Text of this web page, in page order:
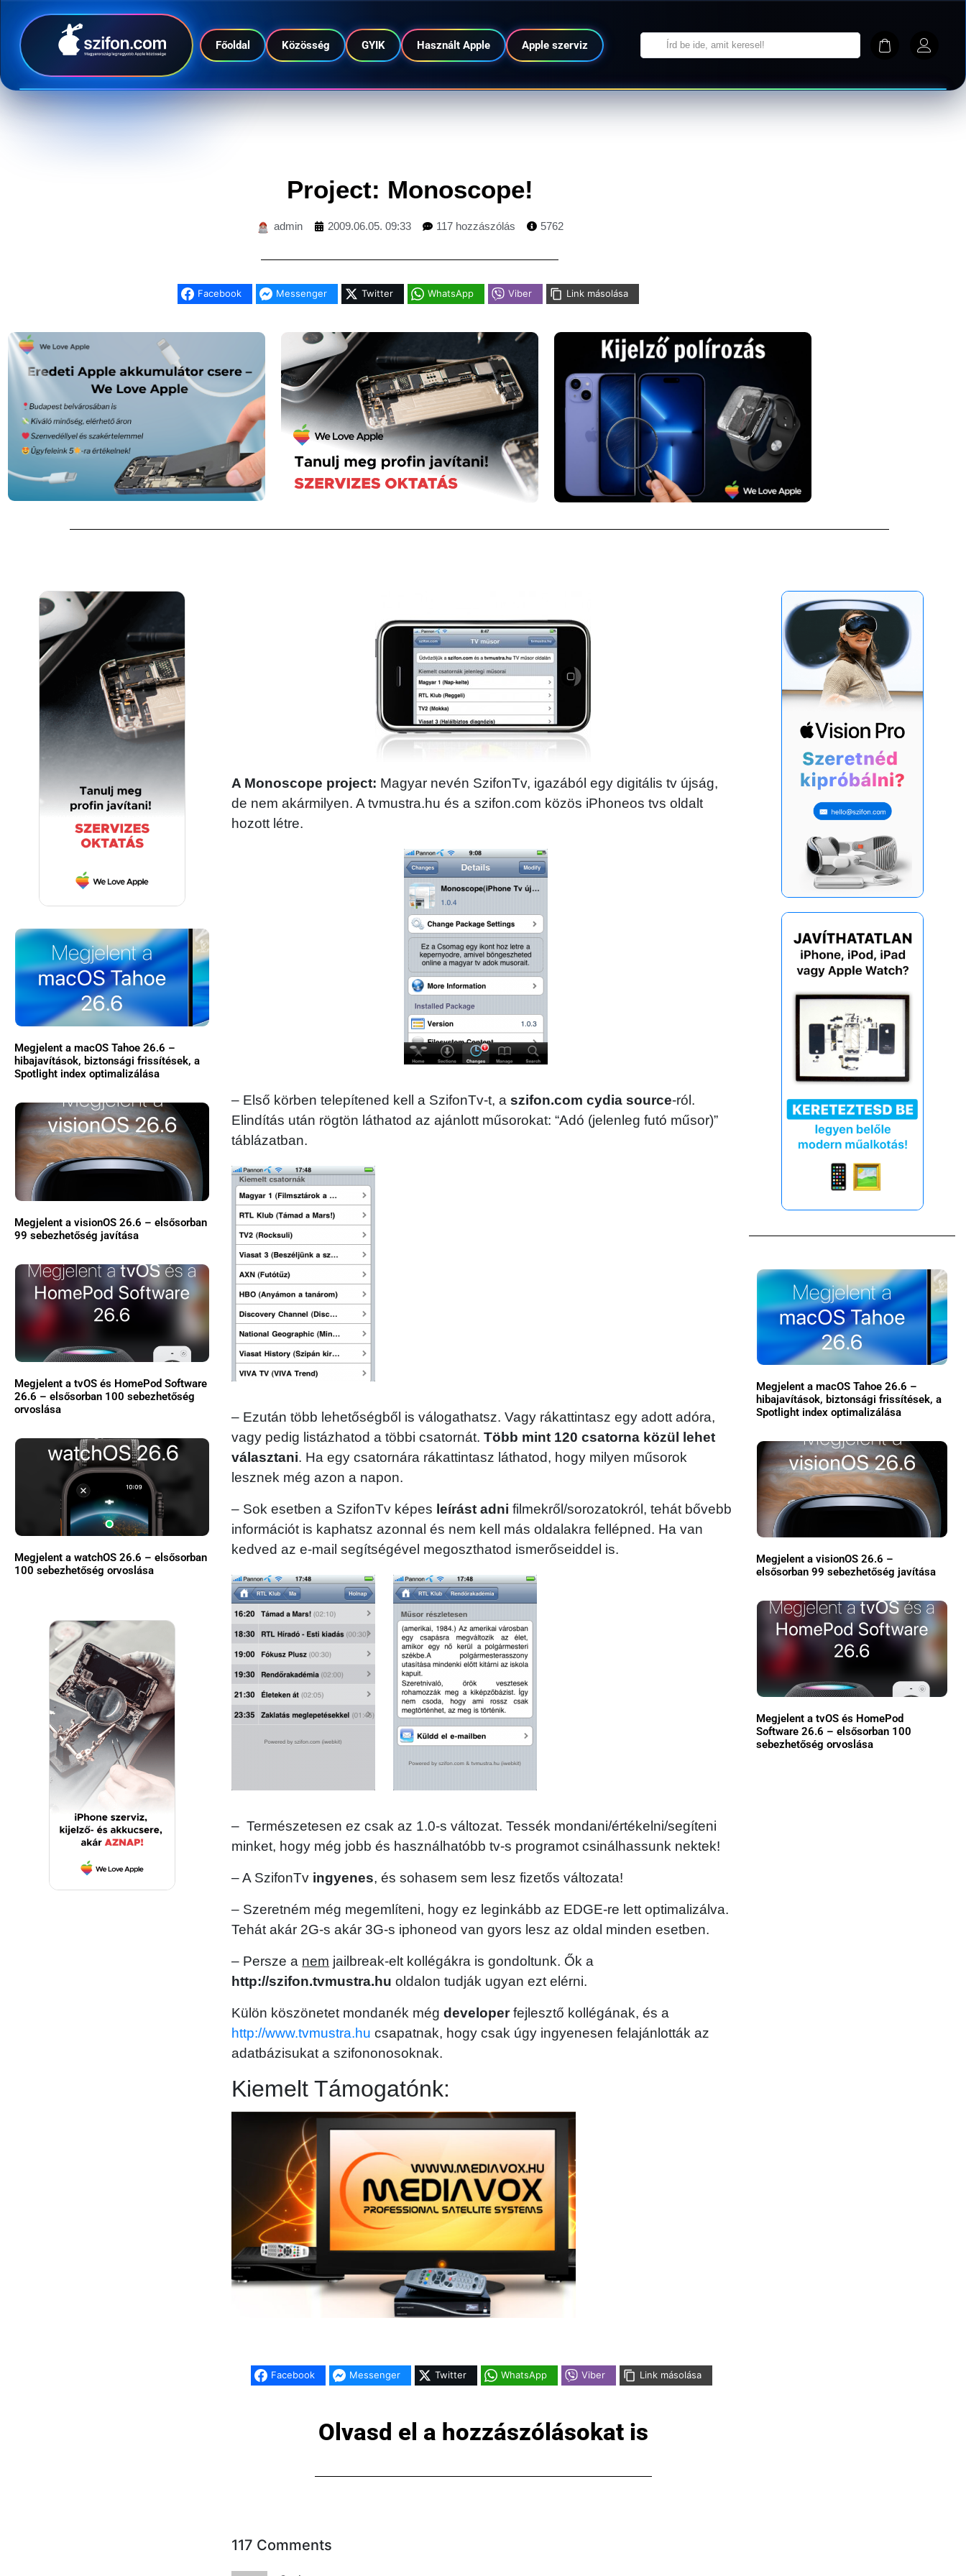
Főoldal Közösség GYIK Használt Apple Apple szerviz
Project: Monoscope!
admin 2009.06.05. 09:33 117 hozzászólás 5762
Facebook Messenger Twitter WhatsApp Viber Link másolása
Megjelent a macOS Tahoe 26.6 –
hibajavítások, biztonsági frissítések, a
Spotlight index optimalizálása
Megjelent a visionOS 26.6 – elsősorban
99 sebezhetőség javítása
Megjelent a tvOS és HomePod Software
26.6 – elsősorban 100 sebezhetőség
orvoslása
Megjelent a watchOS 26.6 – elsősorban
100 sebezhetőség orvoslása
A Monoscope project: Magyar nevén SzifonTv, igazából egy digitális tv újság,
de nem akármilyen. A tvmustra.hu és a szifon.com közös iPhoneos tvs oldalt
hozott létre.
– Első körben telepítened kell a SzifonTv-t, aszifon.com cydia source-ról.
Elindítás után rögtön láthatod az ajánlott műsorokat: “Adó (jelenleg futó műsor)”
táblázatban.
– Ezután több lehetőségből is válogathatsz. Vagy rákattintasz egy adott adóra,
vagy pedig listázhatod a többi csatornát.Több mint 120 csatorna közül lehet
választani. Ha egy csatornára rákattintasz láthatod, hogy milyen műsorok
lesznek még azon a napon.
– Sok esetben a SzifonTv képes leírást adni filmekről/sorozatokról, tehát bővebb
információt is kaphatsz azonnal és nem kell más oldalakra fellépned. Ha van
kedved az e-mail segítségével megoszthatod ismerőseiddel is.
– Természetesen ez csak az 1.0-s változat. Tessék mondani/értékelni/segíteni
minket, hogy még jobb és használhatóbb tv-s programot csinálhassunk nektek!
– A SzifonTv ingyenes, és sohasem sem lesz fizetős változata!
– Szeretném még megemlíteni, hogy ez leginkább az EDGE-re lett optimalizálva.
Tehát akár 2G-s akár 3G-s iphoneod van gyors lesz az oldal minden esetben.
– Persze a nem jailbreak-elt kollégákra is gondoltunk. Ők a
http://szifon.tvmustra.hu oldalon tudják ugyan ezt elérni.
Külön köszönetet mondanék mégdeveloperfejlesztő kollégának, és a
http://www.tvmustra.hu csapatnak, hogy csak úgy ingyenesen felajánlották az
adatbázisukat a szifononosoknak.
Kiemelt Támogatónk:
Facebook Messenger Twitter WhatsApp Viber Link másolása
Olvasd el a hozzászólásokat is
117 Comments
Megjelent a macOS Tahoe 26.6 –
hibajavítások, biztonsági frissítések, a
Spotlight index optimalizálása
Megjelent a visionOS 26.6 –
elsősorban 99 sebezhetőség javítása
Megjelent a tvOS és HomePod
Software 26.6 – elsősorban 100
sebezhetőség orvoslása
Főoldal
Közösség
Használt Apple
Apple szerviz